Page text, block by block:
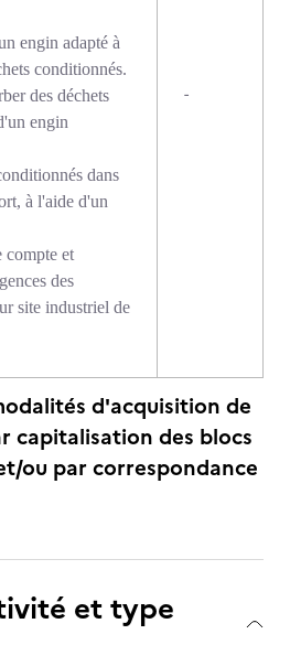
engin adapté à
conditionnés.
des déchets
engin
dans
à l'aide d'un
compte et
des
site industriel de
-
d'acquisition de
capitalisation des blocs
ou par correspondance
et type